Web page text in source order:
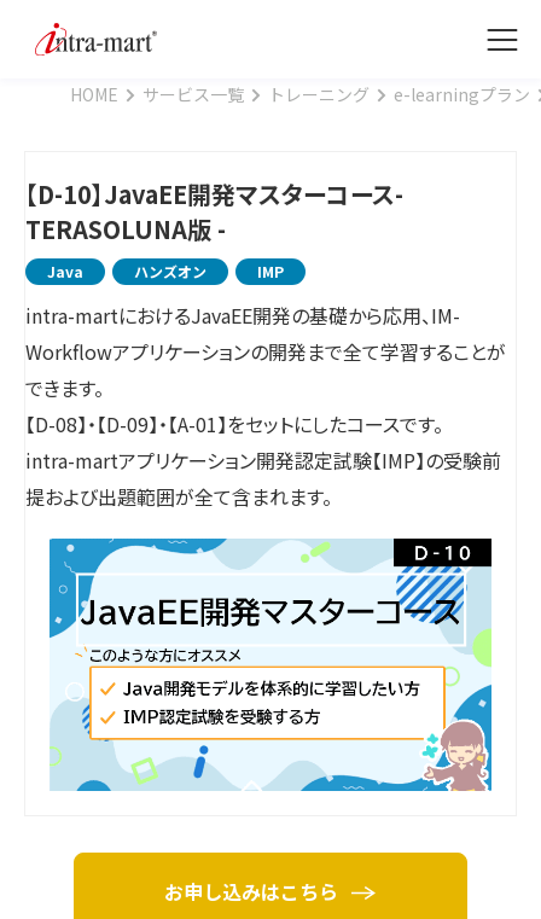
HOME サービス一覧 トレーニング e-learningプラン
【D-10】JavaEE開発マスターコース-
TERASOLUNA版 -
Java ハンズオン IMP
intra-martにおけるJavaEE開発の基礎から応用、IM-
Workflowアプリケーションの開発まで全て学習することが
できます。
【D-08】・【D-09】・【A-01】をセットにしたコースです。
intra-martアプリケーション開発認定試験【IMP】の受験前
提および出題範囲が全て含まれます。
お申し込みはこちら